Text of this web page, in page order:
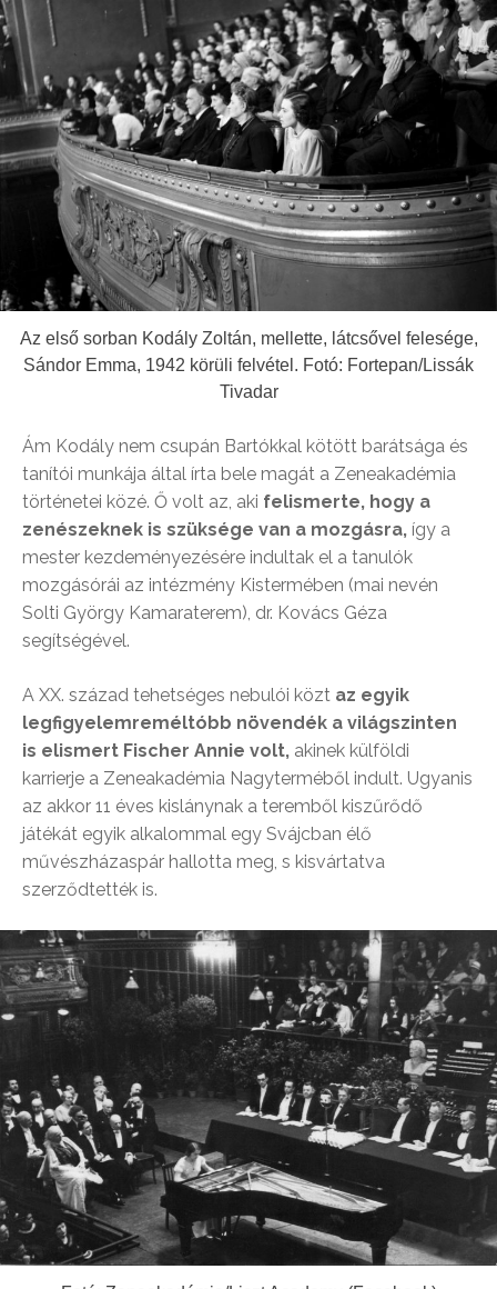
Az első sorban Kodály Zoltán, mellette, látcsővel felesége,
Sándor Emma, 1942 körüli felvétel. Fotó: Fortepan/Lissák
Tivadar
Ám Kodály nem csupán Bartókkal kötött barátsága és
tanítói munkája által írta bele magát a Zeneakadémia
történetei közé. Ő volt az, aki felismerte, hogy a
zenészeknek is szüksége van a mozgásra, így a
mester kezdeményezésére indultak el a tanulók
mozgásórái az intézmény Kistermében (mai nevén
Solti György Kamaraterem), dr. Kovács Géza
segítségével.
A XX. század tehetséges nebulói közt az egyik
legfigyelemreméltóbb növendék a világszinten
is elismert Fischer Annie volt, akinek külföldi
karrierje a Zeneakadémia Nagyterméből indult. Ugyanis
az akkor 11 éves kislánynak a teremből kiszűrődő
játékát egyik alkalommal egy Svájcban élő
művészházaspár hallotta meg, s kisvártatva
szerződtették is.